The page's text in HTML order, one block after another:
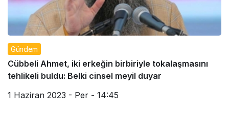
Gündem
Cübbeli Ahmet, iki erkeğin birbiriyle tokalaşmasını
tehlikeli buldu: Belki cinsel meyil duyar
1 Haziran 2023 - Per - 14:45